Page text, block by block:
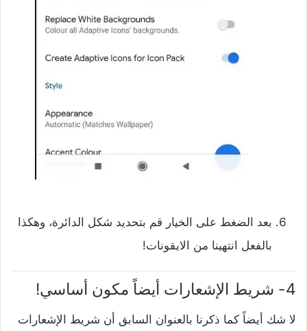
‌بعد الضغط على الخيار قم بتحديد شكل الدائرة، وهكذا
بالفعل انتهينا من الايقونات!
4- شريط الإشعارات أيضاً مكون أساسي!
لا شك أيضاً كما ذكرنا بالعنوان السابق أن شريط الإشعارات